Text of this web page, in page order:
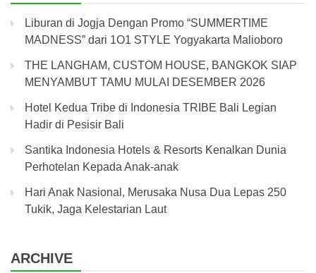
Liburan di Jogja Dengan Promo “SUMMERTIME
MADNESS” dari 1O1 STYLE Yogyakarta Malioboro
THE LANGHAM, CUSTOM HOUSE, BANGKOK SIAP
MENYAMBUT TAMU MULAI DESEMBER 2026
Hotel Kedua Tribe di Indonesia TRIBE Bali Legian
Hadir di Pesisir Bali
Santika Indonesia Hotels & Resorts Kenalkan Dunia
Perhotelan Kepada Anak-anak
Hari Anak Nasional, Merusaka Nusa Dua Lepas 250
Tukik, Jaga Kelestarian Laut
ARCHIVE